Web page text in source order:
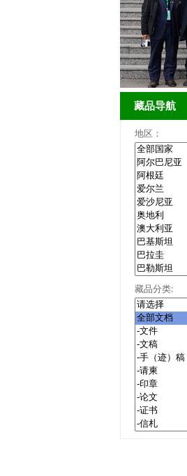
藏品导航
地区：
藏品分类: